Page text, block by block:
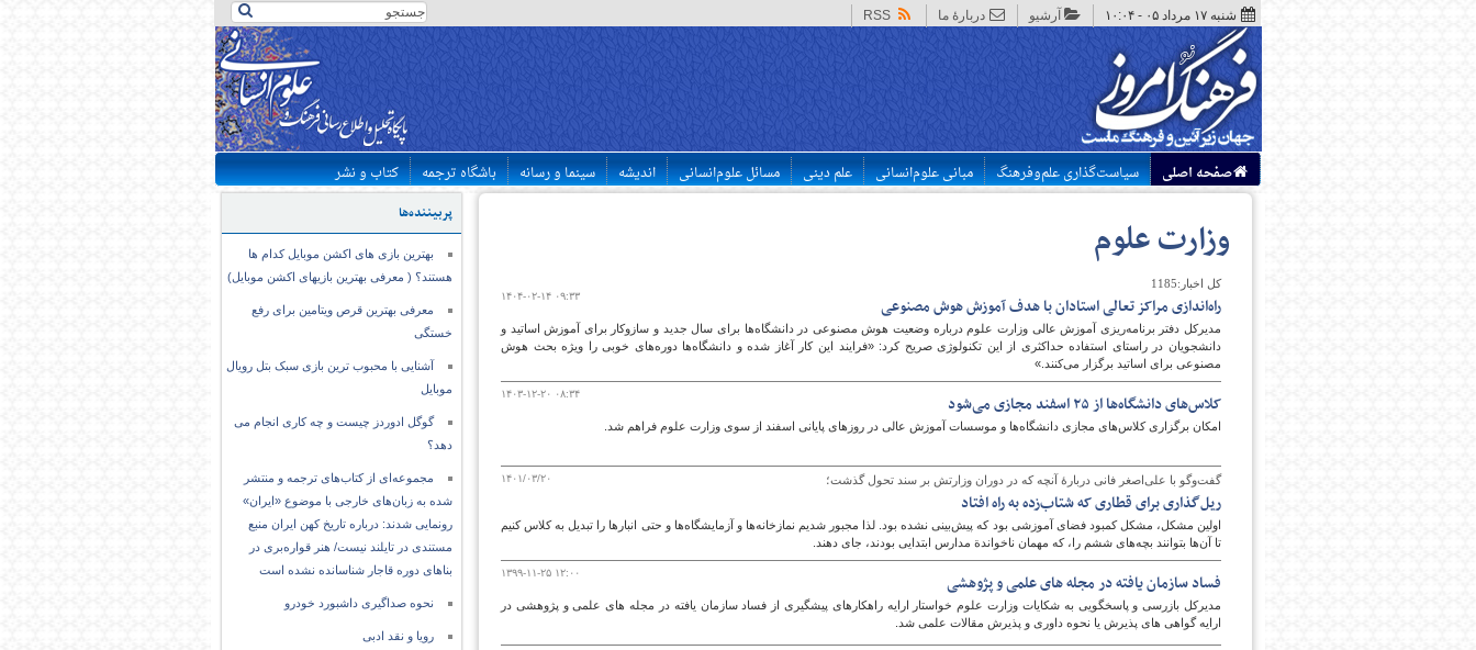
شنبه ۱۷ مرداد ۰۵ - ۱۰:۰۴ آرشیو دربارهٔ ما RSS
پایگاه اطلاع رسانی فرهنگ
صفحه اصلی سیاست‌گذاری علم‌وفرهنگ مبانی علوم‌انسانی علم دینی مسائل علوم‌انسانی اندیشه سینما و رسانه باشگاه ترجمه کتاب و نشر
پربیننده‌ها
بهترین بازی های اکشن موبایل کدام ها
هستند؟ ( معرفی بهترین بازیهای اکشن موبایل)
معرفی بهترین قرص ویتامین برای رفع
خستگی
آشنایی با محبوب ترین بازی سبک بتل رویال
موبایل
گوگل ادوردز چیست و چه کاری انجام می
دهد؟
مجموعه‌ای از کتاب‌های ترجمه و منتشر
شده به زبان‌های خارجی با موضوع «ایران»
رونمایی شدند: درباره تاریخ کهن ایران منبع
مستندی در تایلند نیست/ هنر قواره‌بری در
بناهای دوره قاجار شناسانده نشده است
نحوه صداگیری داشبورد خودرو
رویا و نقد ادبی
وزارت علوم
کل اخبار:1185
۱۴۰۴-۰۲-۱۴ ۰۹:۳۳ راه‌اندازی مراکز تعالی استادان با هدف آموزش هوش مصنوعی
مدیرکل دفتر برنامه‌ریزی آموزش عالی وزارت علوم درباره وضعیت هوش مصنوعی در دانشگاه‌ها برای سال جدید و سازوکار برای آموزش اساتید و
دانشجویان در راستای استفاده حداکثری از این تکنولوژی صریح کرد: «فرایند این کار آغاز شده و دانشگاه‌ها دوره‌های خوبی را ویژه بحث هوش
مصنوعی برای اساتید برگزار می‌کنند.»
۱۴۰۳-۱۲-۲۰ ۰۸:۳۴ کلاس‌های دانشگاه‌ها از ۲۵ اسفند مجازی می‌شود
امکان برگزاری کلاس‌های مجازی دانشگاه‌ها و موسسات آموزش عالی در روزهای پایانی اسفند از سوی وزارت علوم فراهم شد.
۱۴۰۱/۰۳/۲۰ گفت‌وگو با علی‌اصغر فانی دربارۀ آنچه که در دوران وزارتش بر سند تحول گذشت؛
ریل‌گذاری برای قطاری که شتاب‌زده به راه افتاد
اولین مشکل، مشکل کمبود فضای آموزشی بود که پیش‌بینی نشده بود. لذا مجبور شدیم نمازخانه‌ها و آزمایشگاه‌ها و حتی انبارها را تبدیل به کلاس کنیم
تا آن‌ها بتوانند بچه‌های ششم را، که مهمان ناخواندة مدارس ابتدایی بودند، جای دهند.
۱۳۹۹-۱۱-۲۵ ۱۲:۰۰ فساد سازمان یافته در مجله های علمی و پژوهشی
مدیرکل بازرسی و پاسخگویی به شکایات وزارت علوم خواستار ارایه راهکارهای پیشگیری از فساد سازمان یافته در مجله های علمی و پژوهشی در
ارایه گواهی های پذیرش یا نحوه داوری و پذیرش مقالات علمی شد.